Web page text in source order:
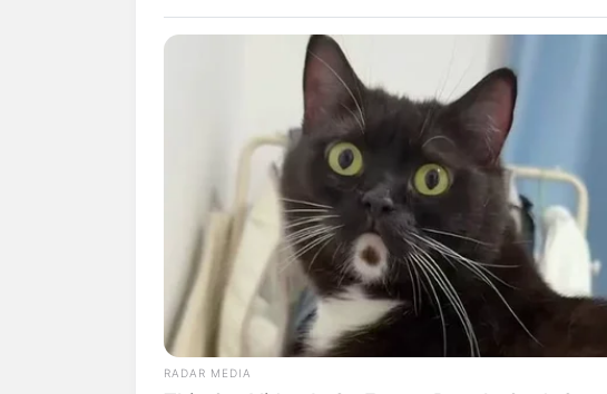
Auf einigen Seiten dieses Projektes
eine Unterstützung, ohne dass sich
RADAR MEDIA